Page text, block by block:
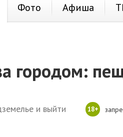
Фото Афиша
городом:
18+
и выйти